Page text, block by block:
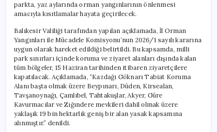
parkta, yaz aylarında orman yangınlarının önlenmesi
amacıyla kısıtlamalar hayata geçirilecek.
Balıkesir Valiliği tarafından yapılan açıklamada, İl Orman
Yangınları ile Mücadele Komisyonu’nun 2026/1 sayılı kararına
uygun olarak hareket edildiği belirtildi. Bu kapsamda, milli
park sınırları içinde koruma ve ziyaret alanları dışında kalan
tüm bölgeler, 15 Haziran tarihinden itibaren ziyaretçilere
kapatılacak. Açıklamada, “Kazdağı Göknarı Tabiat Koruma
Alanı başta olmak üzere Beypınarı, Düden, Kirsealan,
Tavşanoynağı, Çamlıbel, Tahtakuşlar, Akyer, Güre
Kavurmacılar ve Zığındere mevkileri dahil olmak üzere
yaklaşık 19 bin hektarlık geniş bir alan yasak kapsamına
alınmıştır.” denildi.